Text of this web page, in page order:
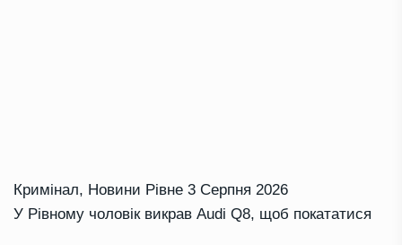
Кримінал, Новини Рівне 3 Серпня 2026
У Рівному чоловік викрав Audi Q8, щоб покататися